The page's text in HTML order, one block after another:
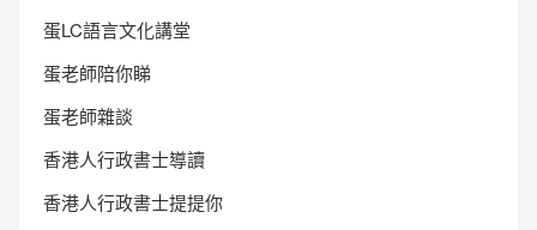
蛋LC語言文化講堂
蛋老師陪你睇
蛋老師雜談
香港人行政書士導讀
香港人行政書士提提你